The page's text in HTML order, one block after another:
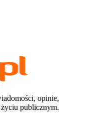
opinie,
publicznym.